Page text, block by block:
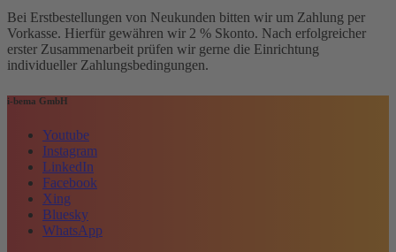
Bei Erstbestellungen von Neukunden bitten wir um Zahlung per
Vorkasse. Hierfür gewähren wir 2 % Skonto. Nach erfolgreicher
erster Zusammenarbeit prüfen wir gerne die Einrichtung
individueller Zahlungsbedingungen.
i-bema GmbH
Youtube
Instagram
LinkedIn
Facebook
Xing
Bluesky
WhatsApp